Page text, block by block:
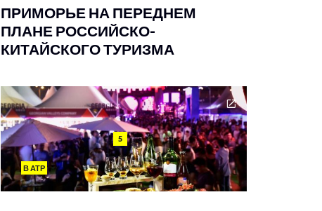
ПРИМОРЬЕ НА ПЕРЕДНЕМ
ПЛАНЕ РОССИЙСКО-
КИТАЙСКОГО ТУРИЗМА
5
В АТР